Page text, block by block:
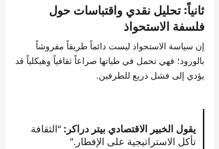
ثانياً: تحليل نقدي واقتباسات حول
فلسفة الاستحواذ
إن سياسة الاستحواذ ليست دائماً طريقاً مفروشاً
بالورود؛ فهي تحمل في طياتها صراعاً ثقافياً وهيكلياً قد
يؤدي إلى فشل ذريع للطرفين.
يقول الخبير الاقتصادي بيتر دراكر: “الثقافة
تأكل الاستراتيجية على الإفطار.”